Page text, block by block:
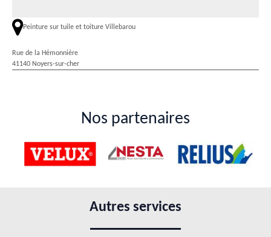
Peinture sur tuile et toiture Villebarou
Rue de la Hémonnière
41140 Noyers-sur-cher
Nos partenaires
Autres services